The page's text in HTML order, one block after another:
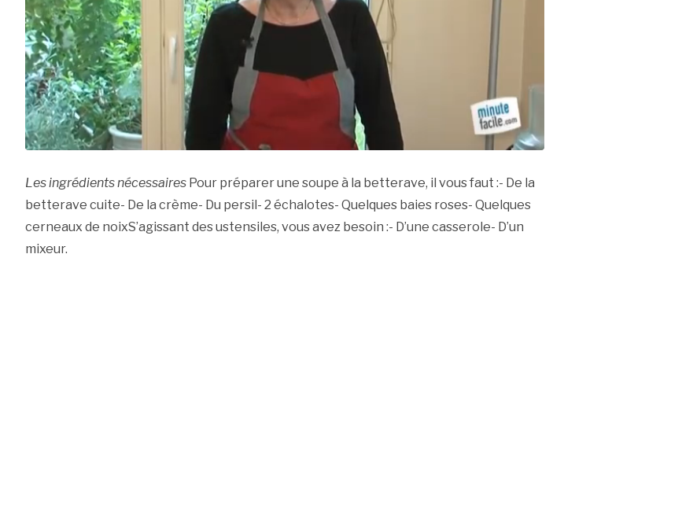
Les ingrédients nécessairesPour préparer une soupe à la betterave, il vous faut :- De la
betterave cuite- De la crème- Du persil- 2 échalotes- Quelques baies roses- Quelques
cerneaux de noixS’agissant des ustensiles, vous avez besoin :- D’une casserole- D’un
mixeur.